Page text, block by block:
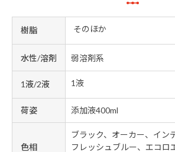
樹脂 そのほか
水性/溶剤 弱溶剤系
1液/2液 1液
荷姿 添加液400ml
色相
ブラック、オーカー、イン
フレッシュブルー、エコロ